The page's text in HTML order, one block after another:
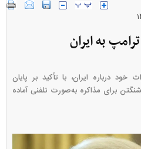
خود درباره ایران، با تأکید بر پایان
برای مذاکره به‌صورت تلفنی آماده